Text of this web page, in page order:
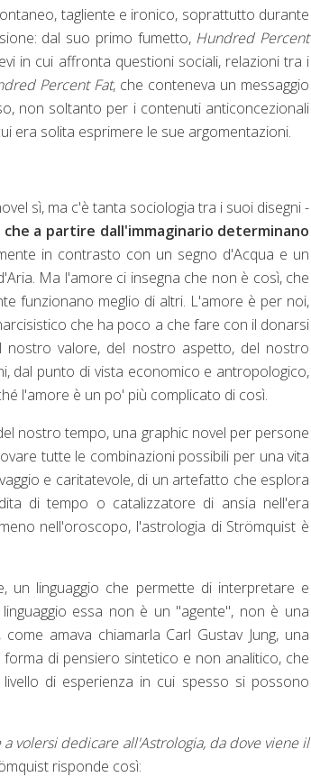
tagliente e ironico, soprattutto durante
dal suo primo fumetto, Hundred Percent
in cui affronta questioni sociali, relazioni tra i
Percent Fat, che conteneva un messaggio
non soltanto per i contenuti anticoncezionali
era solita esprimere le sue argomentazioni.
sì, ma c'è tanta sociologia tra i suoi disegni -
a partire dall'immaginario determinano
in contrasto con un segno d'Acqua e un
Ma l'amore ci insegna che non è così, che
funzionano meglio di altri. L'amore è per noi,
che ha poco a che fare con il donarsi
valore, del nostro aspetto, del nostro
dal punto di vista economico e antropologico,
l'amore è un po' più complicato di così.
nostro tempo, una graphic novel per persone
tutte le combinazioni possibili per una vita
e caritatevole, di un artefatto che esplora
di tempo o catalizzatore di ansia nell'era
nell'oroscopo, l'astrologia di Strömquist è
un linguaggio che permette di interpretare e
essa non è un "agente", non è una
amava chiamarla Carl Gustav Jung, una
di pensiero sintetico e non analitico, che
di esperienza in cui spesso si possono
volersi dedicare all'Astrologia, da dove viene il
risponde così: